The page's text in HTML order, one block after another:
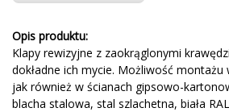
Opis produktu:
Klapy rewizyjne z zaokrąglonymi
dokładne ich mycie. Możliwość montażu
jak również w ścianach gipsowo-
blacha stalowa, stal szlachetna, biała